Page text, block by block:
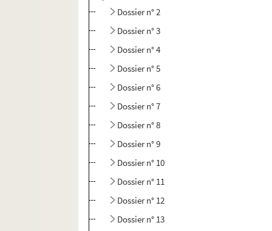
Dossier n° 2
Dossier n° 3
Dossier n° 4
Dossier n° 5
Dossier n° 6
Dossier n° 7
Dossier n° 8
Dossier n° 9
Dossier n° 10
Dossier n° 11
Dossier n° 12
Dossier n° 13